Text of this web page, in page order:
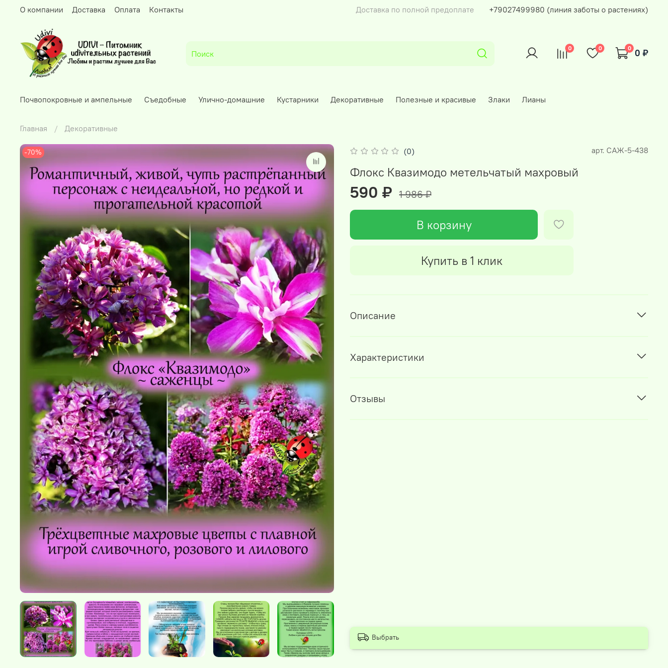
О компании Доставка Оплата Контакты Доставка по полной предоплате +79027499980 (линия заботы о растениях)
0 0 0 0 ₽
Почвопокровные и ампельные Съедобные Улично-домашние Кустарники Декоративные Полезные и красивые Злаки Лианы
Главная Декоративные
-70% (0) арт. САЖ-5-438
Флокс Квазимодо метельчатый махровый
590 ₽ 1 986 ₽
В корзину
Купить в 1 клик
Описание
Характеристики
Отзывы
Выбрать